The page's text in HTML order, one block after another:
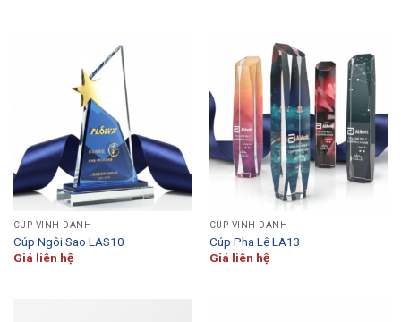
CÚP VINH DANH
Cúp Ngôi Sao LAS10
Giá liên hệ
CÚP VINH DANH
Cúp Pha Lê LA13
Giá liên hệ